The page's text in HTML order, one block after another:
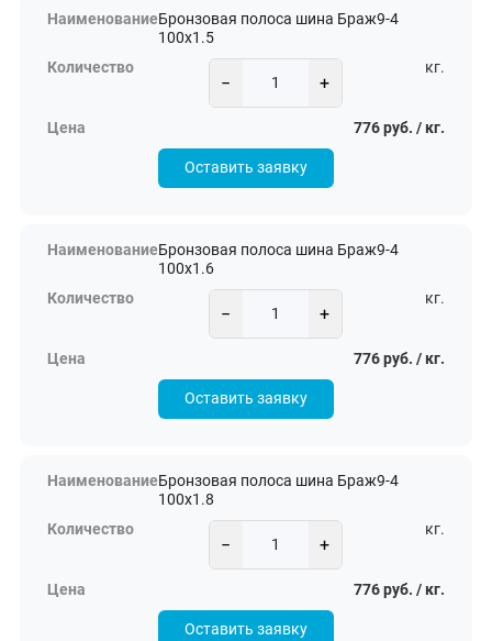
Бронзовая полоса шина Браж9-4
100х1.5
− +
кг.
776 руб. / кг.
Оставить заявку
Бронзовая полоса шина Браж9-4
100х1.6
− +
кг.
776 руб. / кг.
Оставить заявку
Бронзовая полоса шина Браж9-4
100х1.8
− +
кг.
776 руб. / кг.
Оставить заявку